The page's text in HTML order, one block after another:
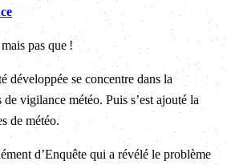
pas que !
développée se concentre dans la
vigilance météo. Puis s’est ajouté la
de météo.
d’Enquête qui a révélé le problème